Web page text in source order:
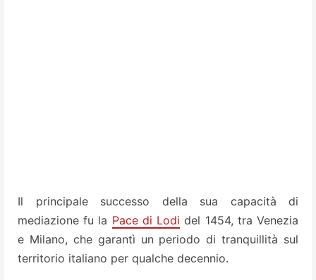
Il principale successo della sua capacità di
mediazione fu la Pace di Lodi del 1454, tra Venezia
e Milano, che garantì un periodo di tranquillità sul
territorio italiano per qualche decennio.